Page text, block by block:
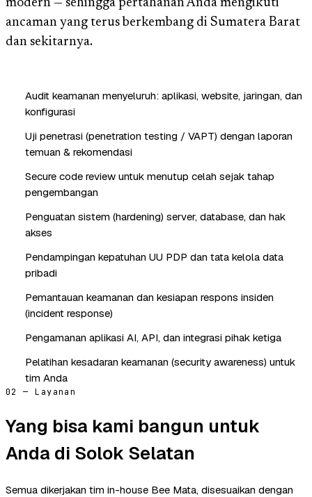
modern — sehingga pertahanan Anda mengikuti
ancaman yang terus berkembang di Sumatera Barat
dan sekitarnya.
Audit keamanan menyeluruh: aplikasi, website, jaringan, dan
konfigurasi
Uji penetrasi (penetration testing / VAPT) dengan laporan
temuan & rekomendasi
Secure code review untuk menutup celah sejak tahap
pengembangan
Penguatan sistem (hardening) server, database, dan hak
akses
Pendampingan kepatuhan UU PDP dan tata kelola data
pribadi
Pemantauan keamanan dan kesiapan respons insiden
(incident response)
Pengamanan aplikasi AI, API, dan integrasi pihak ketiga
Pelatihan kesadaran keamanan (security awareness) untuk
tim Anda
02 — Layanan
Yang bisa kami bangun untuk
Anda di Solok Selatan
Semua dikerjakan tim in-house Bee Mata, disesuaikan dengan